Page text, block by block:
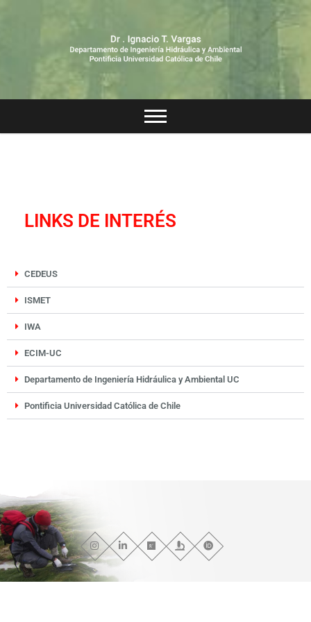
LINKS DE INTERÉS
CEDEUS
ISMET
IWA
ECIM-UC
Departamento de Ingeniería Hidráulica y Ambiental UC
Pontificia Universidad Católica de Chile